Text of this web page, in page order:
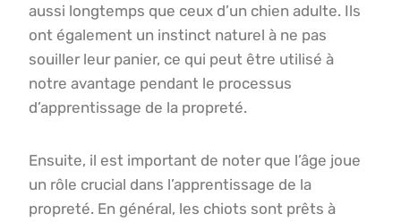
aussi longtemps que ceux d’un chien adulte. Ils
ont également un instinct naturel à ne pas
souiller leur panier, ce qui peut être utilisé à
notre avantage pendant le processus
d’apprentissage de la propreté.
Ensuite, il est important de noter que l’âge joue
un rôle crucial dans l’apprentissage de la
propreté. En général, les chiots sont prêts à